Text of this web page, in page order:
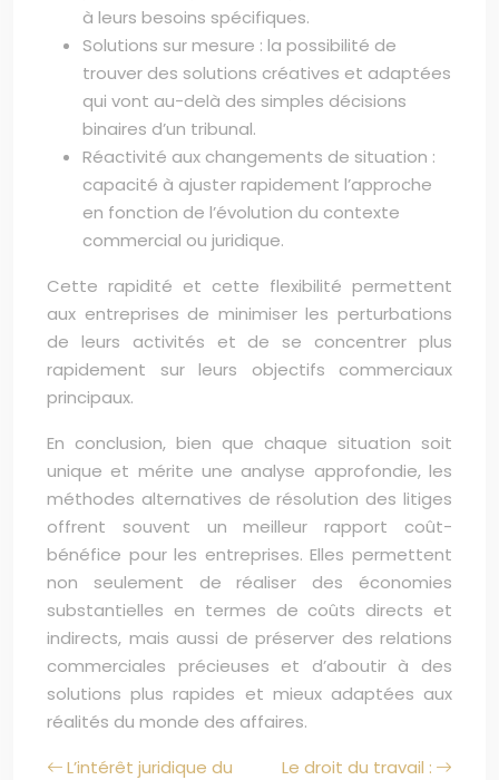
à leurs besoins spécifiques.
Solutions sur mesure : la possibilité de
trouver des solutions créatives et adaptées
qui vont au-delà des simples décisions
binaires d’un tribunal.
Réactivité aux changements de situation :
capacité à ajuster rapidement l’approche
en fonction de l’évolution du contexte
commercial ou juridique.
Cette rapidité et cette flexibilité permettent
aux entreprises de minimiser les perturbations
de leurs activités et de se concentrer plus
rapidement sur leurs objectifs commerciaux
principaux.
En conclusion, bien que chaque situation soit
unique et mérite une analyse approfondie, les
méthodes alternatives de résolution des litiges
offrent souvent un meilleur rapport coût-
bénéfice pour les entreprises. Elles permettent
non seulement de réaliser des économies
substantielles en termes de coûts directs et
indirects, mais aussi de préserver des relations
commerciales précieuses et d’aboutir à des
solutions plus rapides et mieux adaptées aux
réalités du monde des affaires.
L’intérêt juridique du
Le droit du travail :